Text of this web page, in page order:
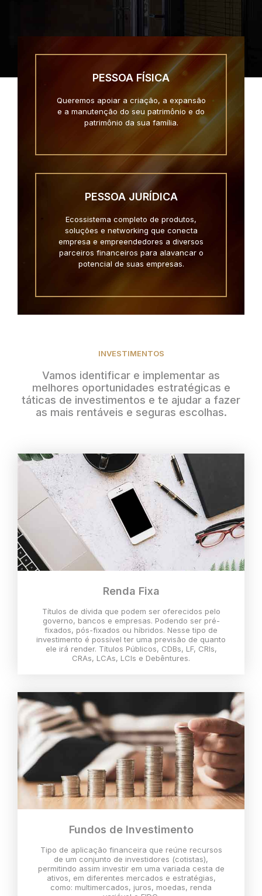
PESSOA FÍSICA
Queremos apoiar a criação, a expansão
e a manutenção do seu patrimônio e do
patrimônio da sua família.
PESSOA JURÍDICA
Ecossistema completo de produtos,
soluções e networking que conecta
empresa e empreendedores a diversos
parceiros financeiros para alavancar o
potencial de suas empresas.
INVESTIMENTOS
Vamos identificar e implementar as
melhores oportunidades estratégicas e
táticas de investimentos e te ajudar a fazer
as mais rentáveis e seguras escolhas.
Renda Fixa
Títulos de dívida que podem ser oferecidos pelo
governo, bancos e empresas. Podendo ser pré-
fixados, pós-fixados ou híbridos. Nesse tipo de
investimento é possível ter uma previsão de quanto
ele irá render. Títulos Públicos, CDBs, LF, CRIs,
CRAs, LCAs, LCIs e Debêntures.
Fundos de Investimento
Tipo de aplicação financeira que reúne recursos
de um conjunto de investidores (cotistas),
permitindo assim investir em uma variada cesta de
ativos, em diferentes mercados e estratégias,
como: multimercados, juros, moedas, renda